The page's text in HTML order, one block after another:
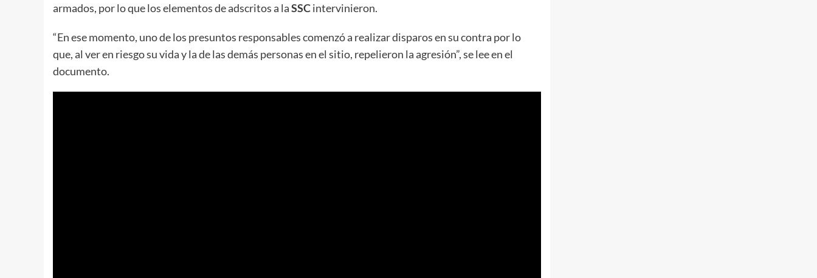
armados, por lo que los elementos de adscritos a laSSCintervinieron.
“En ese momento, uno de los presuntos responsables comenzó a realizar disparos en su contra por lo
que, al ver en riesgo su vida y la de las demás personas en el sitio, repelieron la agresión”, se lee en el
documento.